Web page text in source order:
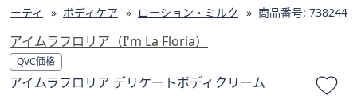
ン
名
か
ら
利
用
可
能
ーティ ボディケア ローション・ミルク 商品番号: 738244
アイムラフロリア（I'm La Floria）
QVC価格
アイムラフロリア デリケートボディクリーム